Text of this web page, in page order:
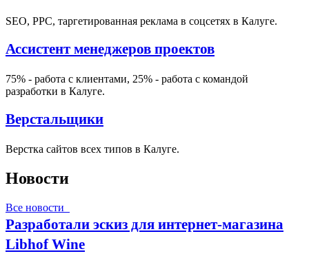
SEO, PPC, таргетированная реклама в соцсетях в Калуге.
Ассистент менеджеров проектов
75% - работа с клиентами, 25% - работа с командой
разработки в Калуге.
Верстальщики
Верстка сайтов всех типов в Калуге.
Новости
Все новости
Разработали эскиз для интернет-магазина
Libhof Wine